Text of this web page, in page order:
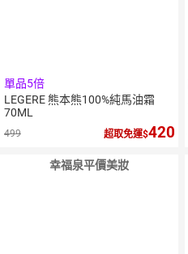
單品5倍
LEGERE 熊本熊100%純馬油霜
70ML
499 超取免運 420
幸福泉平價美妝